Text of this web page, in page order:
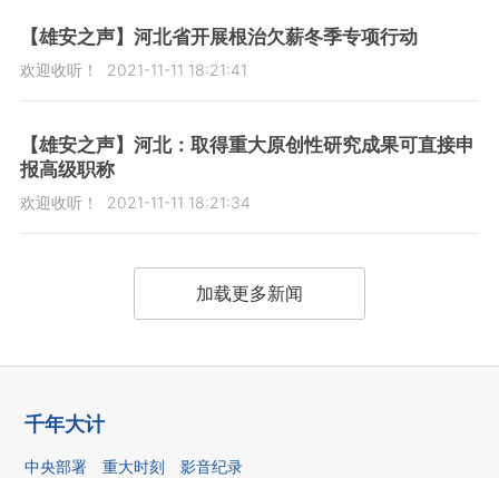
【雄安之声】河北省开展根治欠薪冬季专项行动
欢迎收听！ 2021-11-11 18:21:41
【雄安之声】河北：取得重大原创性研究成果可直接申
报高级职称
欢迎收听！ 2021-11-11 18:21:34
加载更多新闻
千年大计
中央部署 重大时刻 影音纪录